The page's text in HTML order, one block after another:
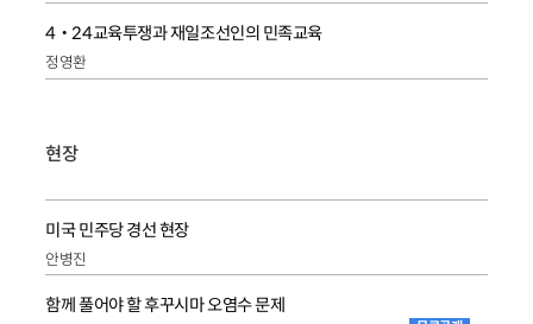
4‧24교육투쟁과 재일조선인의 민족교육
정영환
현장
미국 민주당 경선 현장
안병진
함께 풀어야 할 후꾸시마 오염수 문제